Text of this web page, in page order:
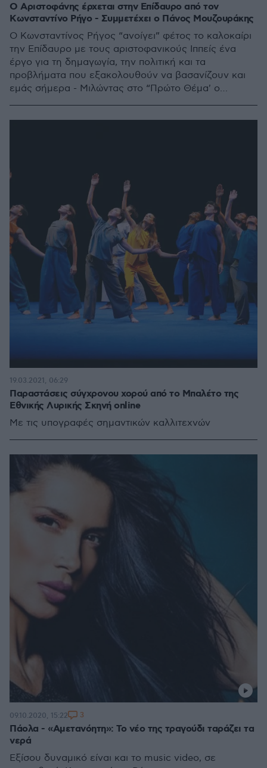
Ο Αριστοφάνης έρχεται στην Επίδαυρο από τον
Κωνσταντίνο Ρήγο - Συμμετέχει ο Πάνος Μουζουράκης
Ο Κωνσταντίνος Ρήγος “ανοίγει” φέτος το καλοκαίρι
την Επίδαυρο με τους αριστοφανικούς Ιππείς ένα
έργο για τη δημαγωγία, την πολιτική και τα
προβλήματα που εξακολουθούν να βασανίζουν και
εμάς σήμερα - Μιλώντας στο “Πρώτο Θέμα' ο
Παραστάσεις σύγχρονου χορού από το Μπαλέτο της
Εθνικής Λυρικής Σκηνή online
Με τις υπογραφές σημαντικών καλλιτεχνών
19.03.2021, 06:29
Πάολα - «Αμετανόητη»: Το νέο της τραγούδι ταράζει τα
νερά
Εξίσου δυναμικό είναι και το music video, σε
09.10.2020, 15:22 3